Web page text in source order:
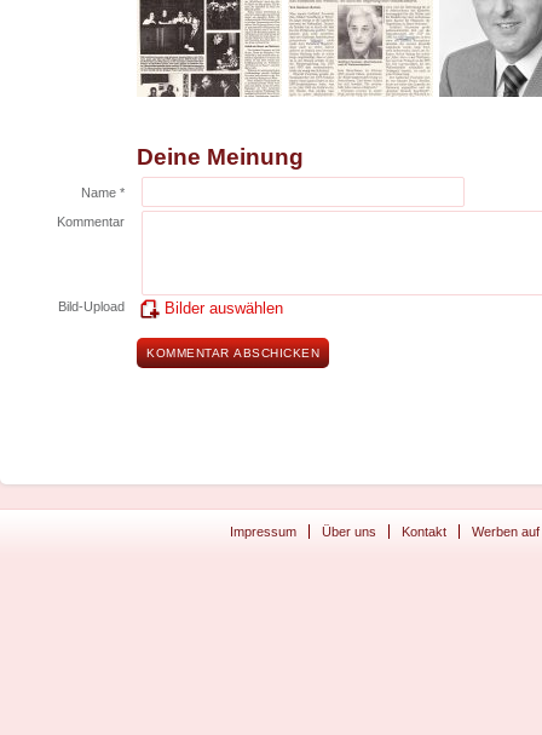
Deine Meinung
Name *
Kommentar
Bild-Upload Bilder auswählen
Impressum Über uns Kontakt Werben